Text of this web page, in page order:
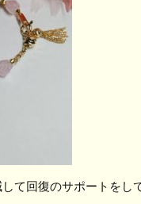
て回復のサポートをし